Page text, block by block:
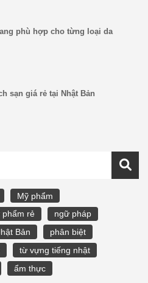
phù hợp cho từng loại da
sạn giá rẻ tại Nhật Bản
Mỹ phẩm
phẩm rẻ
ngữ pháp
Bản
phân biệt
từ vựng tiếng nhật
ẩm thực